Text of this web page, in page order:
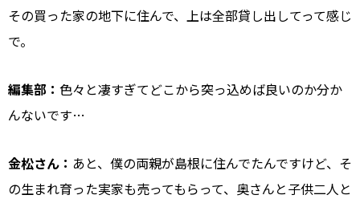
その買った家の地下に住んで、上は全部貸し出してって感じ
で。
編集部： 色々と凄すぎてどこから突っ込めば良いのか分か
んないです…
金松さん： あと、僕の両親が島根に住んでたんですけど、そ
の生まれ育った実家も売ってもらって、奥さんと子供二人と